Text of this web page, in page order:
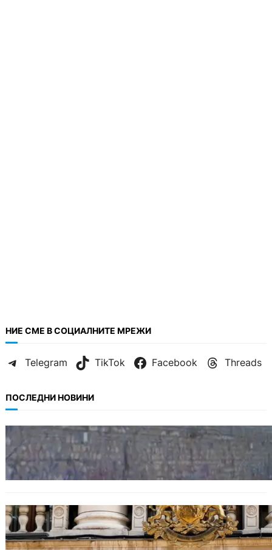
НИЕ СМЕ В СОЦИАЛНИТЕ МРЕЖИ
Telegram TikTok Facebook Threads
ПОСЛЕДНИ НОВИНИ
БЪЛГАРИЯ
Ограничават движението по улица
„Вълноломна“ във Варна
БЪЛГАРИЯ
Дрон навлезе в България край границата с
Румъния